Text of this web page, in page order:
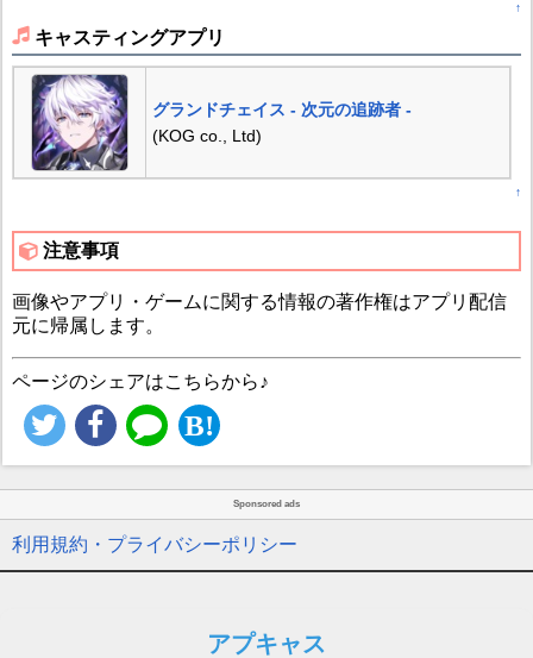
↑
キャスティングアプリ
グランドチェイス - 次元の追跡者 -
(KOG co., Ltd)
↑
注意事項
画像やアプリ・ゲームに関する情報の著作権はアプリ配信
元に帰属します。
ページのシェアはこちらから♪
Sponsored ads
利用規約・プライバシーポリシー
アプキャス